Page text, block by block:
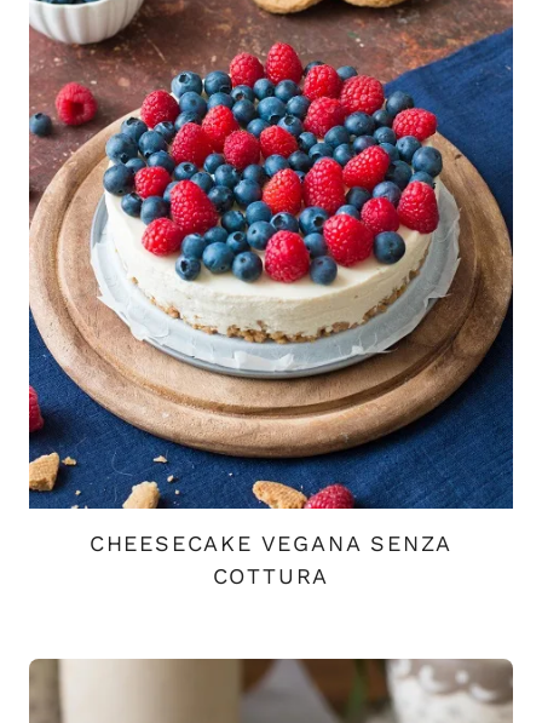
CHEESECAKE VEGANA SENZA
COTTURA